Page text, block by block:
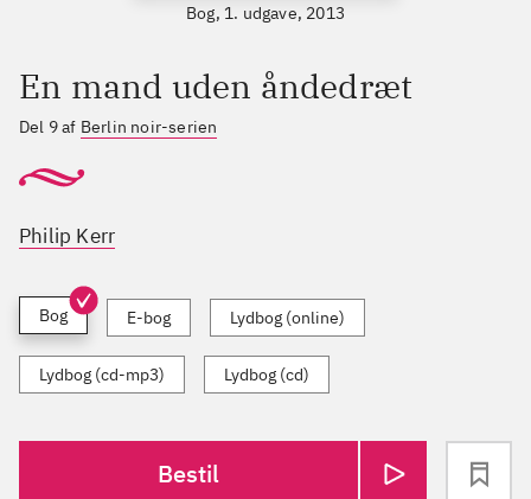
Bog, 1. udgave, 2013
En mand uden åndedræt
Del 9 af Berlin noir-serien
Philip Kerr
Bog E-bog Lydbog (online)
Lydbog (cd-mp3) Lydbog (cd)
Bestil